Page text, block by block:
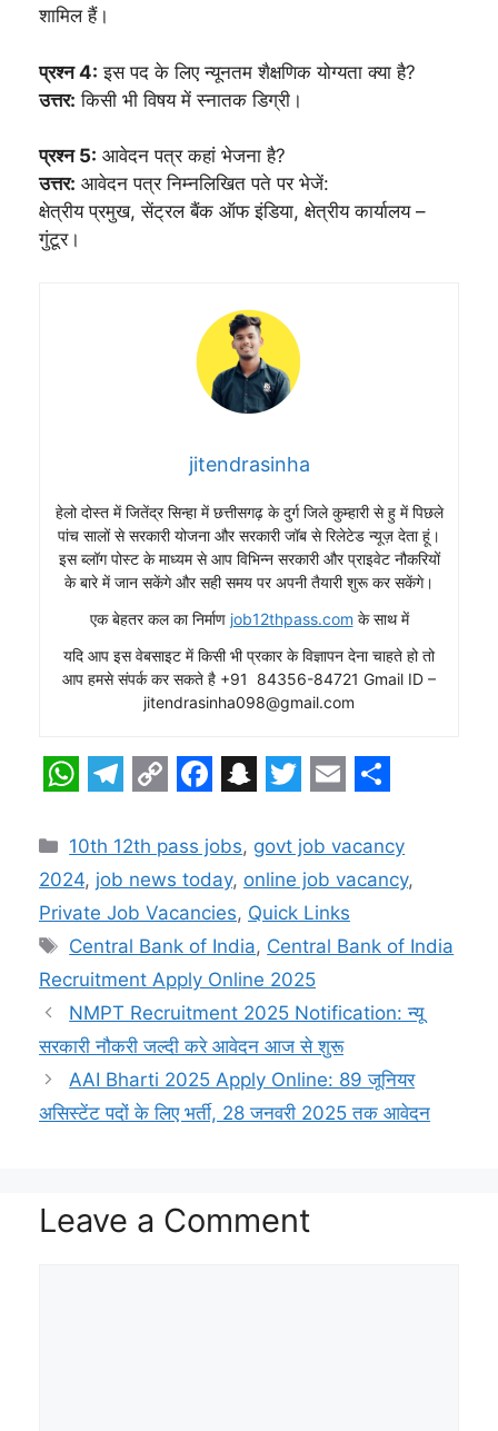
शामिल हैं।
प्रश्न 4: इस पद के लिए न्यूनतम शैक्षणिक योग्यता क्या है?
उत्तर: किसी भी विषय में स्नातक डिग्री।
प्रश्न 5: आवेदन पत्र कहां भेजना है?
उत्तर: आवेदन पत्र निम्नलिखित पते पर भेजें:
क्षेत्रीय प्रमुख, सेंट्रल बैंक ऑफ इंडिया, क्षेत्रीय कार्यालय –
गुंटूर।
jitendrasinha
हेलो दोस्त में जितेंद्र सिन्हा में छत्तीसगढ़ के दुर्ग जिले कुम्हारी से हु में पिछले
पांच सालों से सरकारी योजना और सरकारी जॉब से रिलेटेड न्यूज़ देता हूं।
इस ब्लॉग पोस्ट के माध्यम से आप विभिन्न सरकारी और प्राइवेट नौकरियों
के बारे में जान सकेंगे और सही समय पर अपनी तैयारी शुरू कर सकेंगे।
एक बेहतर कल का निर्माण job12thpass.com के साथ में
यदि आप इस वेबसाइट में किसी भी प्रकार के विज्ञापन देना चाहते हो तो
आप हमसे संपर्क कर सकते है +91 84356-84721 Gmail ID –
jitendrasinha098@gmail.com
h
a
t
s
A
p
p
e
l
e
g
r
a
m
o
p
y
L
i
n
k
a
c
e
b
o
o
k
n
a
p
c
h
a
t
w
i
t
t
e
r
m
a
i
l
h
a
e
Categories
10th 12th pass jobs, govt job vacancy
2024, job news today, online job vacancy,
Private Job Vacancies, Quick Links
Tags
Central Bank of India, Central Bank of India
Recruitment Apply Online 2025
NMPT Recruitment 2025 Notification: न्यू
सरकारी नौकरी जल्दी करे आवेदन आज से शुरू
AAI Bharti 2025 Apply Online: 89 जूनियर
असिस्टेंट पदों के लिए भर्ती, 28 जनवरी 2025 तक आवेदन
Leave a Comment